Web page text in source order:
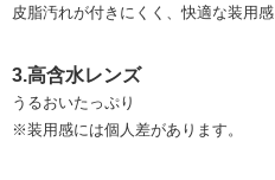
皮脂汚れが付きにくく、快適な装用感
3.高含水レンズ
うるおいたっぷり
※装用感には個人差があります。